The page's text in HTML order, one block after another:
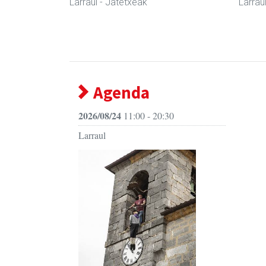
Agenda
2026/08/24 11:00 - 20:30
Larraul